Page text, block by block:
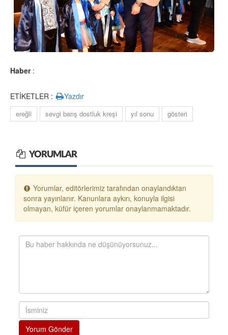
Haber:
ETİKETLER : Yazdır
ereğli sevgi barış dostluk kreşi yıl sonu gösteri
YORUMLAR
Yorumlar, editörlerimiz tarafından onaylandıktan
sonra yayınlanır. Kanunlara aykırı, konuyla ilgisi
olmayan, küfür içeren yorumlar onaylanmamaktadır.
Yorum Gönder